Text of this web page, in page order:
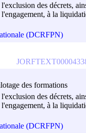
des décrets,
à la
(DCRFPN)
des formations
des décrets,
à la
(DCRFPN)